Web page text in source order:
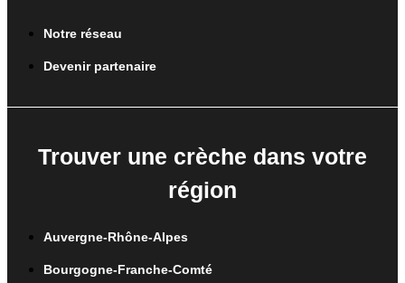
Notre réseau
Devenir partenaire
Trouver une crèche dans votre
région
Auvergne-Rhône-Alpes
Bourgogne-Franche-Comté